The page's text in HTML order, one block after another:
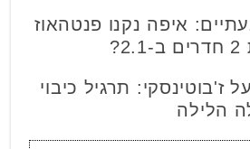
איפה נקנו פנטהאוז
ז'בוטינסקי: תרגיל כיבוי
הלילה